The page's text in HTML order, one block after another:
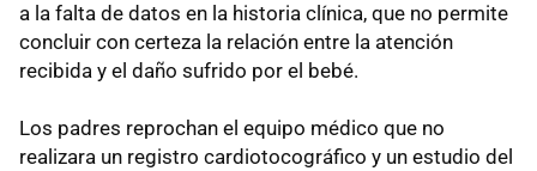
a la falta de datos en la historia clínica, que no permite
concluir con certeza la relación entre la atención
recibida y el daño sufrido por el bebé.
Los padres reprochan el equipo médico que no
realizara un registro cardiotocográfico y un estudio del